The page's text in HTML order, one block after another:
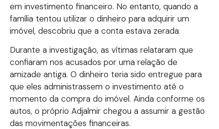
em investimento financeiro. No entanto, quando a
família tentou utilizar o dinheiro para adquirir um
imóvel, descobriu que a conta estava zerada.
Durante a investigação, as vítimas relataram que
confiaram nos acusados por uma relação de
amizade antiga. O dinheiro teria sido entregue para
que eles administrassem o investimento até o
momento da compra do imóvel. Ainda conforme os
autos, o próprio Adjalmir chegou a assumir a gestão
das movimentações financeiras.